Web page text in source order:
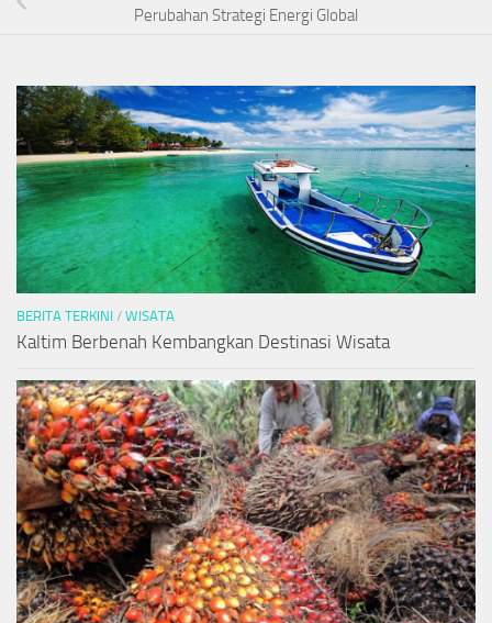
Perubahan Strategi Energi Global
BERITA TERKINI / WISATA
Kaltim Berbenah Kembangkan Destinasi Wisata